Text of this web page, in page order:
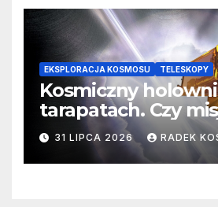
EKSPLORACJA KOSMOSU TELESKOPY
Kosmiczny
tarapatach. Czy
ratowania
jest zagrożona?
31 LIPCA 2026 RADEK